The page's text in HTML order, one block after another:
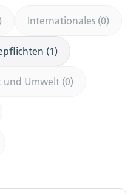
Internationales (0)
(1)
und Umwelt (0)